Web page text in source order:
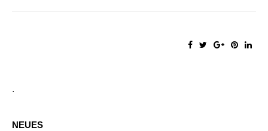
.
NEUES